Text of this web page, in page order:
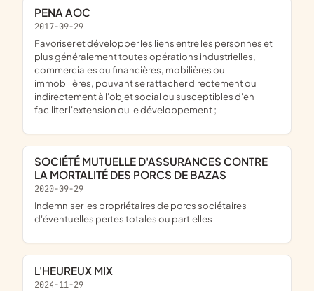
PENA AOC
2017-09-29
favoriser et développer les liens entre les personnes et
plus généralement toutes opérations industrielles,
commerciales ou financières, mobilières ou
immobilières, pouvant se rattacher directement ou
indirectement à l'objet social ou susceptibles d'en
faciliter l'extension ou le développement ;
SOCIÉTÉ MUTUELLE D'ASSURANCES CONTRE
LA MORTALITÉ DES PORCS DE BAZAS
2020-09-29
indemniser les propriétaires de porcs sociétaires
d'éventuelles pertes totales ou partielles
L'HEUREUX MIX
2024-11-29